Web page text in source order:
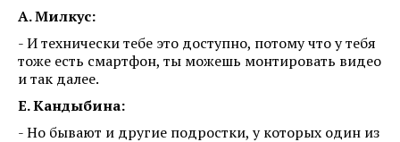
А. Милкус:
- И технически тебе это доступно, потому что у тебя
тоже есть смартфон, ты можешь монтировать видео
и так далее.
Е. Кандыбина:
- Но бывают и другие подростки, у которых один из